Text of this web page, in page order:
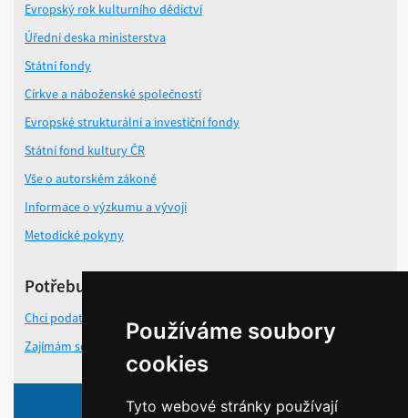
Používáme soubory
cookies
Tyto webové stránky používají
Evropský rok kulturního dědictví
Úřední deska ministerstva
Státní fondy
Církve a náboženské společnosti
Evropské strukturální a investiční fondy
Státní fond kultury ČR
Vše o autorském zákoně
Informace o výzkumu a vývoji
Metodické pokyny
Potřebuji poradit
Chci podat žádost o grant
Zajímám se o UNESCO